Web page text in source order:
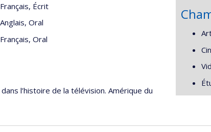
Français, Écrit
Anglais, Oral
Français, Oral
l’histoire de la télévision. Amérique du